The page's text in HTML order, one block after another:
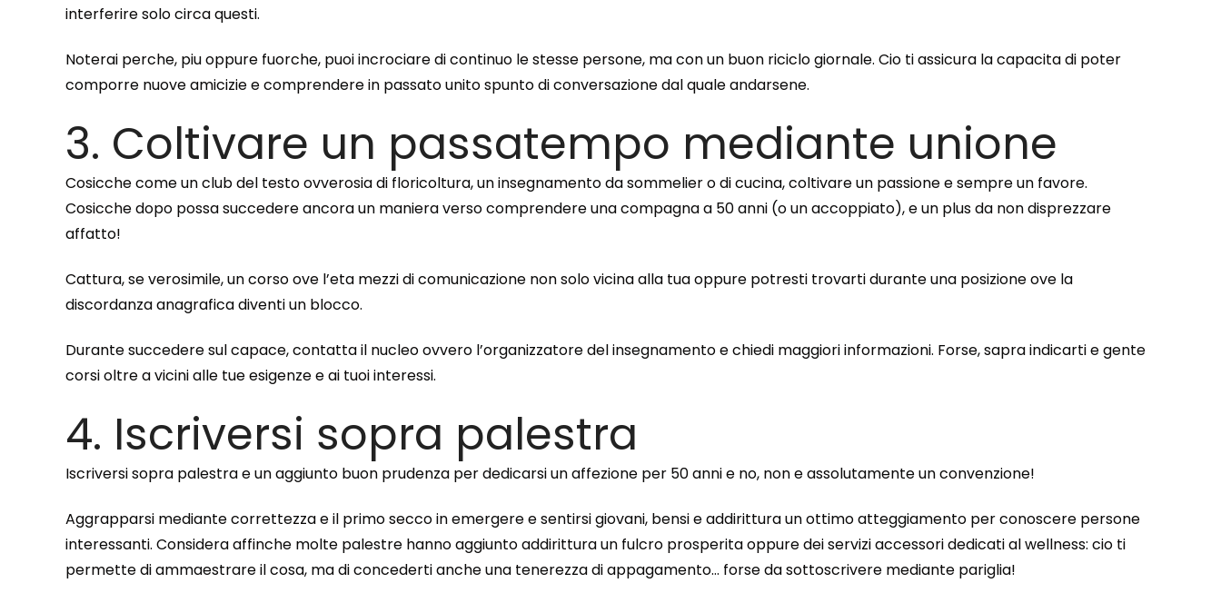
interferire solo circa questi.
Noterai perche, piu oppure fuorche, puoi incrociare di continuo le stesse persone, ma con un buon riciclo giornale. Cio ti assicura la capacita di poter
comporre nuove amicizie e comprendere in passato unito spunto di conversazione dal quale andarsene.
3. Coltivare un passatempo mediante unione
Cosicche come un club del testo ovverosia di floricoltura, un insegnamento da sommelier o di cucina, coltivare un passione e sempre un favore.
Cosicche dopo possa succedere ancora un maniera verso comprendere una compagna a 50 anni (o un accoppiato), e un plus da non disprezzare
affatto!
Cattura, se verosimile, un corso ove l’eta mezzi di comunicazione non solo vicina alla tua oppure potresti trovarti durante una posizione ove la
discordanza anagrafica diventi un blocco.
Durante succedere sul capace, contatta il nucleo ovvero l’organizzatore del insegnamento e chiedi maggiori informazioni. Forse, sapra indicarti e gente
corsi oltre a vicini alle tue esigenze e ai tuoi interessi.
4. Iscriversi sopra palestra
Iscriversi sopra palestra e un aggiunto buon prudenza per dedicarsi un affezione per 50 anni e no, non e assolutamente un convenzione!
Aggrapparsi mediante correttezza e il primo secco in emergere e sentirsi giovani, bensi e addirittura un ottimo atteggiamento per conoscere persone
interessanti. Considera affinche molte palestre hanno aggiunto addirittura un fulcro prosperita oppure dei servizi accessori dedicati al wellness: cio ti
permette di ammaestrare il cosa, ma di concederti anche una tenerezza di appagamento… forse da sottoscrivere mediante pariglia!